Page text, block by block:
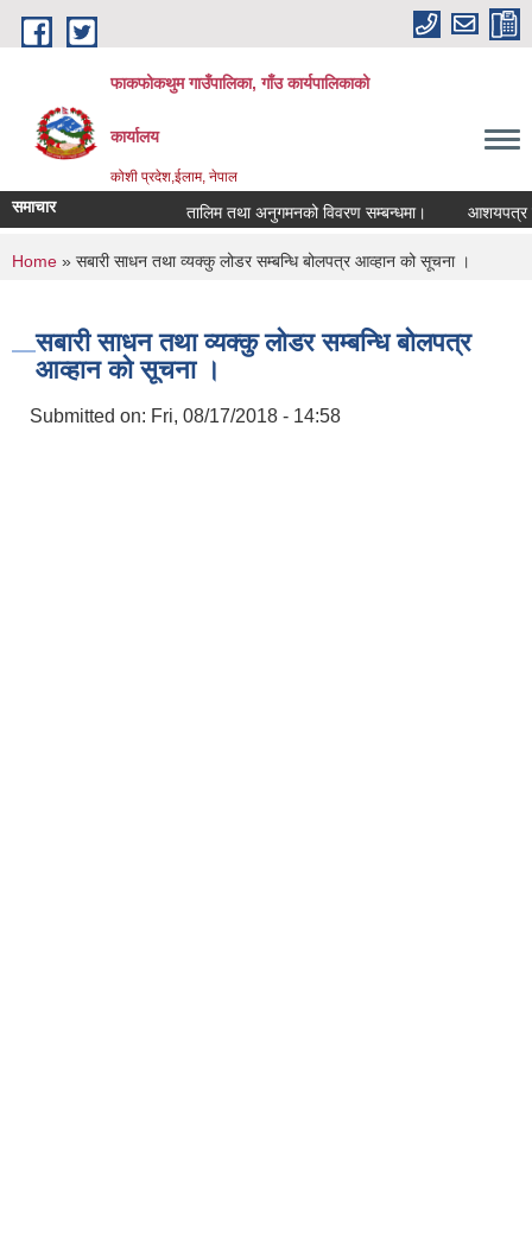
Skip to main content
फाकफोकथुम गाउँपालिका, गाँउ कार्यपालिकाको
कार्यालय
कोशी प्रदेश,ईलाम, नेपाल
समाचार तालिम तथा अनुगमनको विवरण सम्बन्धमा। आशयपत्र
You are here
Home » सबारी साधन तथा व्यक्कु लोडर सम्बन्धि बोलपत्र आव्हान को सूचना ।
सबारी साधन तथा व्यक्कु लोडर सम्बन्धि बोलपत्र
आव्हान को सूचना ।
Submitted on: Fri, 08/17/2018 - 14:58